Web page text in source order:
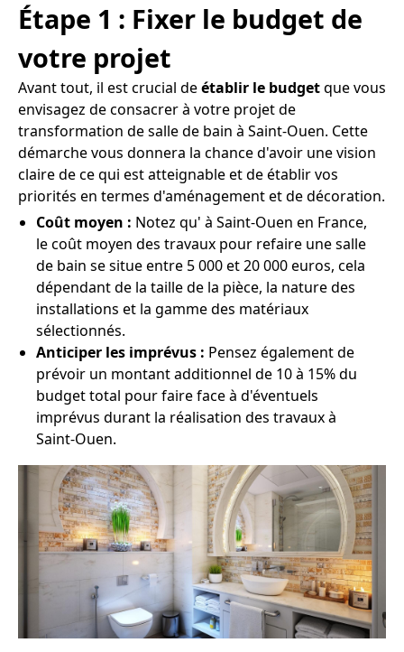
Étape 1 : Fixer le budget de
votre projet
Avant tout, il est crucial deétablir le budgetque vous
envisagez de consacrer à votre projet de
transformation de salle de bain à Saint-Ouen. Cette
démarche vous donnera la chance d'avoir une vision
claire de ce qui est atteignable et de établir vos
priorités en termes d'aménagement et de décoration.
Coût moyen : Notez qu' à Saint-Ouen en France,
le coût moyen des travaux pour refaire une salle
de bain se situe entre 5 000 et 20 000 euros, cela
dépendant de la taille de la pièce, la nature des
installations et la gamme des matériaux
sélectionnés.
Anticiper les imprévus : Pensez également de
prévoir un montant additionnel de 10 à 15% du
budget total pour faire face à d'éventuels
imprévus durant la réalisation des travaux à
Saint-Ouen.